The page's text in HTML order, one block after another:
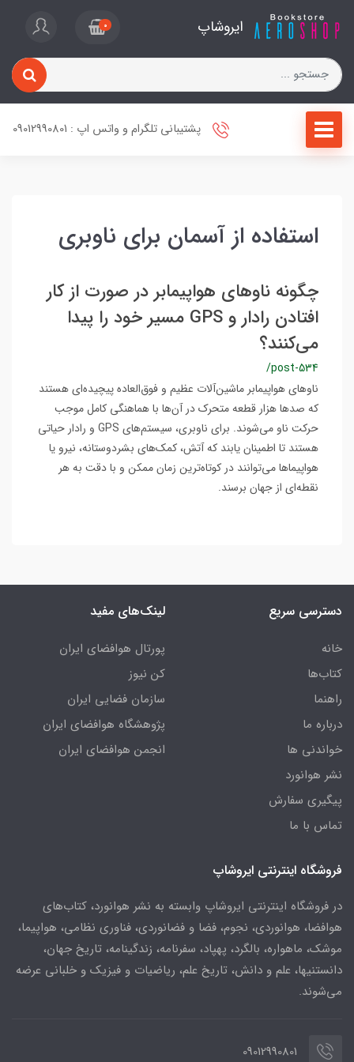
ایروشاپ 0
پشتیبانی تلگرام و واتس اپ : 09012990801
استفاده از آسمان برای ناوبری
چگونه ناوهای هواپیمابر در صورت از کار
افتادن رادار و GPS مسیر خود را پیدا
می‌کنند؟
/post-534
ناوهای هواپیمابر ماشین‌آلات عظیم و فوق‌العاده پیچیده‌ای هستند
که صدها هزار قطعه متحرک در آن‌ها با هماهنگی کامل موجب
حرکت ناو می‌شوند. برای ناوبری، سیستم‌های GPS و رادار حیاتی
هستند تا اطمینان یابند که آتش، کمک‌های بشردوستانه، نیرو یا
هواپیماها می‌توانند در کوتاه‌ترین زمان ممکن و با دقت به هر
نقطه‌ای از جهان برسند.
دسترسی سریع
خانه
کتاب‌ها
راهنما
درباره ما
خواندنی ها
نشر هوانورد
پیگیری سفارش
تماس با ما
لینک‌های مفید
پورتال هوافضای ایران
کن نیوز
سازمان فضایی ایران
پژوهشگاه هوافضای ایران
انجمن هوافضای ایران
فروشگاه اینترنتی ایروشاپ
در فروشگاه اینترنتی ایروشاپ وابسته به نشر هوانورد، کتاب‌های
هوافضا، هوانوردی، نجوم، فضا و فضانوردی، فناوری نظامی، هواپیما،
موشک، ماهواره، بالگرد، پهپاد، سفرنامه، زندگینامه، تاریخ جهان،
دانستنیها، علم و دانش، تاریخ علم، ریاضیات و فیزیک و خلبانی عرضه
می‌شوند.
09012990801